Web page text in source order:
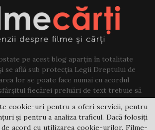
pe acest blog aparțin în totalitate
se află sub protecția Legii Dreptului de
lor se poate face numai cu acordul
fiecărei preluări de text trebuie să
un link către acest blog.
us:jovi@filme-carti.ro
cookie-uri pentru a oferi servicii, pentru
și pentru a analiza traficul. Dacă folosiți
acord cu utilizarea cookie-urilor. Filme-